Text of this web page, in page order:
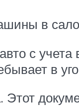
в
с
в
Этот